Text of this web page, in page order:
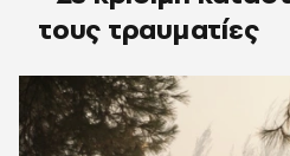
τους τραυματίες